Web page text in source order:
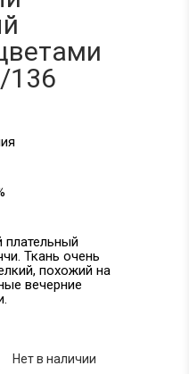
136
Ткань очень
похожий на
вечерние
Нет в наличии